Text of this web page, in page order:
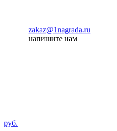
zakaz@1nagrada.ru
напишите нам
руб.